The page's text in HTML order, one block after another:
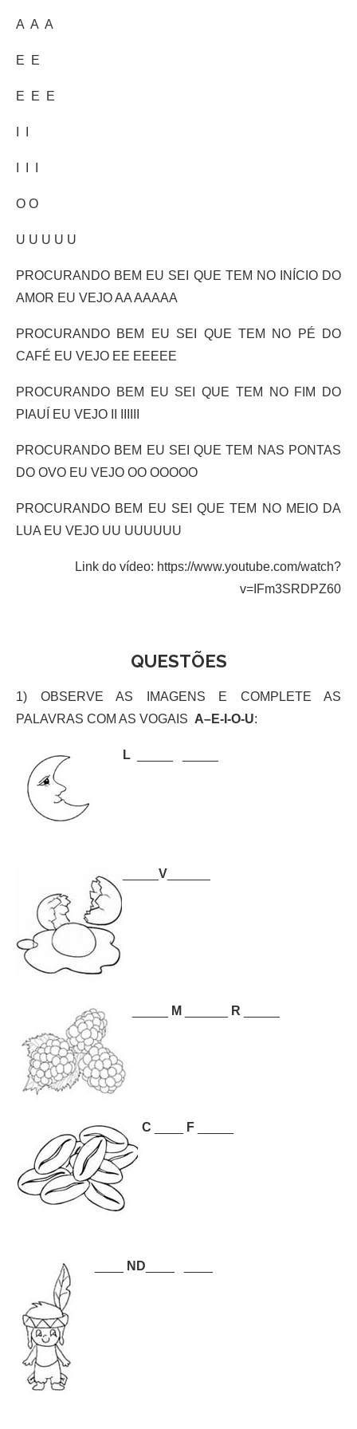
A A A
E E
E E E
O O
U U U U U
PROCURANDO BEM EU SEI QUE TEM NO INÍCIO DO
AMOR EU VEJO AA AAAAA
PROCURANDO BEM EU SEI QUE TEM NO PÉ DO
CAFÉ EU VEJO EE EEEEE
PROCURANDO BEM EU SEI QUE TEM NO FIM DO
PIAUÍ EU VEJO II IIIIII
PROCURANDO BEM EU SEI QUE TEM NAS PONTAS
DO OVO EU VEJO OO OOOOO
PROCURANDO BEM EU SEI QUE TEM NO MEIO DA
LUA EU VEJO UU UUUUUU
Link do vídeo: https://www.youtube.com/watch?
v=IFm3SRDPZ60
QUESTÕES
1) OBSERVE AS IMAGENS E COMPLETE AS
PALAVRAS COM AS VOGAIS A–E-I-O-U:
L
V
M R
C F
ND